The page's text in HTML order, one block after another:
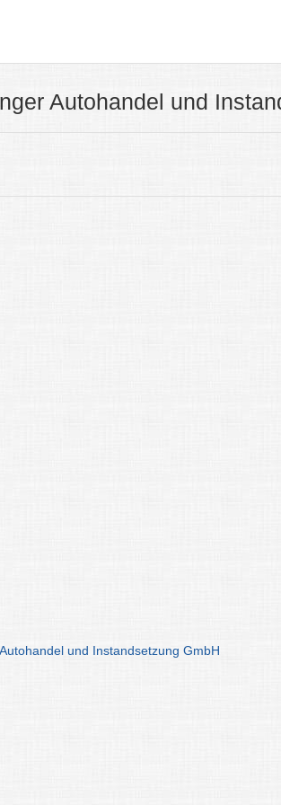
Autohandel und
und Instandsetzung GmbH